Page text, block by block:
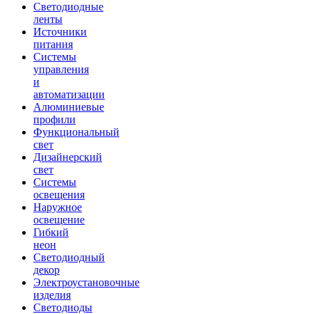
Светодиодные
ленты
Источники
питания
Системы
управления
и
автоматизации
Алюминиевые
профили
Функциональный
свет
Дизайнерский
свет
Системы
освещения
Наружное
освещение
Гибкий
неон
Светодиодный
декор
Электроустановочные
изделия
Светодиоды